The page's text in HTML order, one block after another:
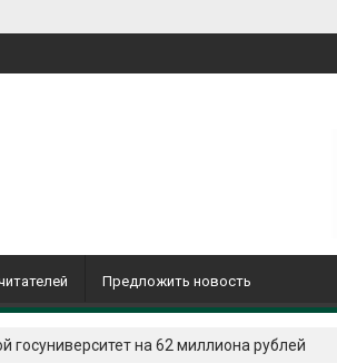
Предложить новость
госуниверситет на 62 миллиона рублей